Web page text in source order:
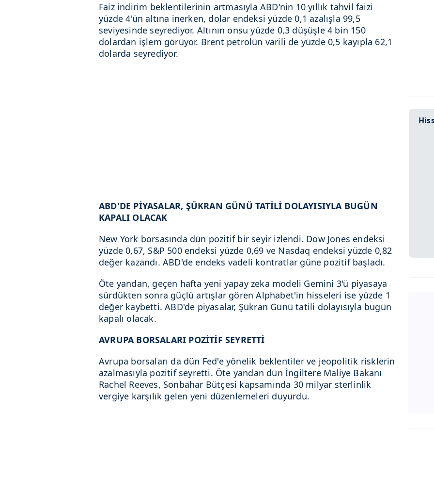
Faiz indirim beklentilerinin artmasıyla ABD'nin 10 yıllık tahvil faizi
yüzde 4'ün altına inerken, dolar endeksi yüzde 0,1 azalışla 99,5
seviyesinde seyrediyor. Altının onsu yüzde 0,3 düşüşle 4 bin 150
dolardan işlem görüyor. Brent petrolün varili de yüzde 0,5 kayıpla 62,1
dolarda seyrediyor.
ABD'DE PİYASALAR, ŞÜKRAN GÜNÜ TATİLİ DOLAYISIYLA BUGÜN
KAPALI OLACAK
New York borsasında dün pozitif bir seyir izlendi. Dow Jones endeksi
yüzde 0,67, S&P 500 endeksi yüzde 0,69 ve Nasdaq endeksi yüzde 0,82
değer kazandı. ABD'de endeks vadeli kontratlar güne pozitif başladı.
Öte yandan, geçen hafta yeni yapay zeka modeli Gemini 3'ü piyasaya
sürdükten sonra güçlü artışlar gören Alphabet'in hisseleri ise yüzde 1
değer kaybetti. ABD'de piyasalar, Şükran Günü tatili dolayısıyla bugün
kapalı olacak.
AVRUPA BORSALARI POZİTİF SEYRETTİ
Avrupa borsaları da dün Fed'e yönelik beklentiler ve jeopolitik risklerin
azalmasıyla pozitif seyretti. Öte yandan dün İngiltere Maliye Bakanı
Rachel Reeves, Sonbahar Bütçesi kapsamında 30 milyar sterlinlik
vergiye karşılık gelen yeni düzenlemeleri duyurdu.